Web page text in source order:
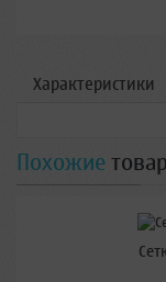
Характеристики
Похожие